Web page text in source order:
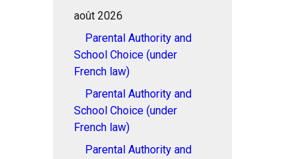
août 2026
Parental Authority and
School Choice (under
French law)
Parental Authority and
School Choice (under
French law)
Parental Authority and